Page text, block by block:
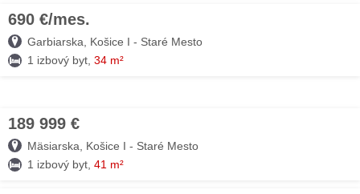
690 €/mes.
Garbiarska, Košice I - Staré Mesto
1 izbový byt, 34 m²
189 999 €
Mäsiarska, Košice I - Staré Mesto
1 izbový byt, 41 m²